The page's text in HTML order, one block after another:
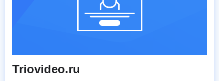
Triovideo.ru